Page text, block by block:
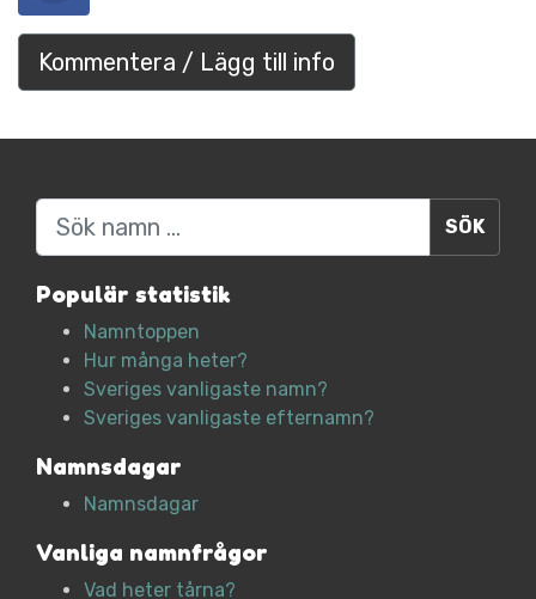
Kommentera / Lägg till info
Sök
Populär statistik
Namntoppen
Hur många heter?
Sveriges vanligaste namn?
Sveriges vanligaste efternamn?
Namnsdagar
Namnsdagar
Vanliga namnfrågor
Vad heter tårna?